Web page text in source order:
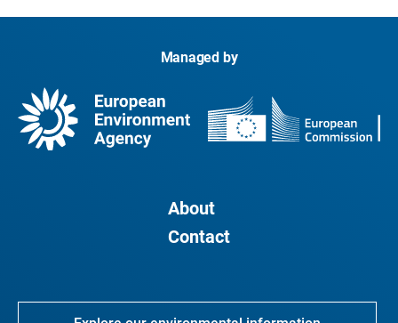
Managed by
About
Contact